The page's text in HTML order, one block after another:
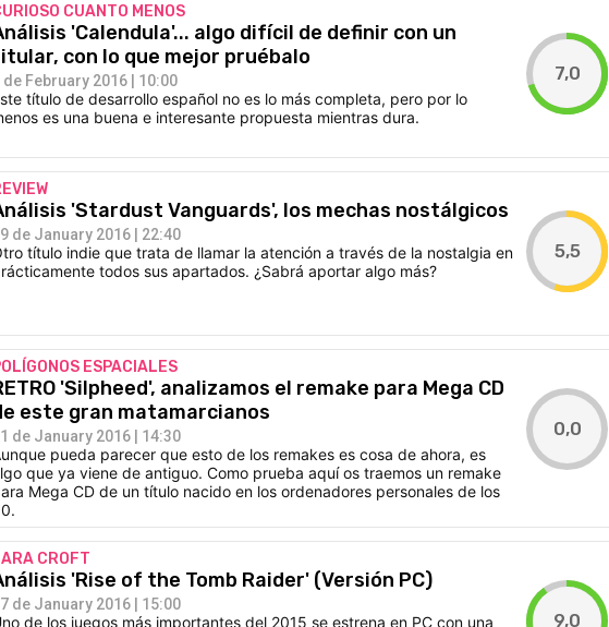
CUANTO MENOS
'Calendula'... algo difícil de definir con un
con lo que mejor pruébalo
de February 2016 | 10:00
título de desarrollo español no es lo más completa, pero por lo
es una buena e interesante propuesta mientras dura.
7,0
'Stardust Vanguards', los mechas nostálgicos
de January 2016 | 22:40
título indie que trata de llamar la atención a través de la nostalgia en
todos sus apartados. ¿Sabrá aportar algo más?
5,5
ESPACIALES
'Silpheed', analizamos el remake para Mega CD
este gran matamarcianos
de January 2016 | 14:30
pueda parecer que esto de los remakes es cosa de ahora, es
que ya viene de antiguo. Como prueba aquí os traemos un remake
Mega CD de un título nacido en los ordenadores personales de los
0,0
CROFT
'Rise of the Tomb Raider' (Versión PC)
de January 2016 | 15:00
de los juegos más importantes del 2015 se estrena en PC con una 9,0